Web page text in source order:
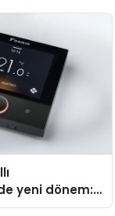
yeni dönem: